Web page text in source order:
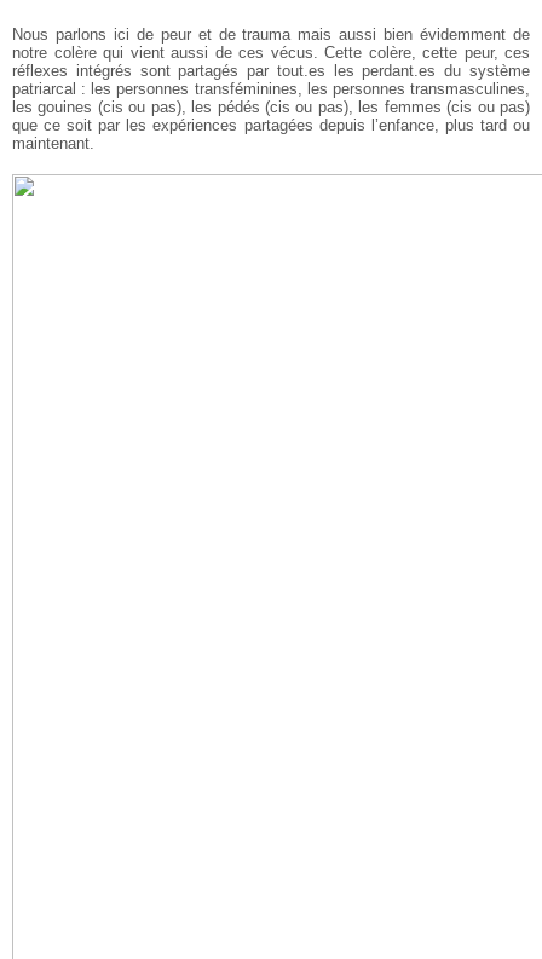
Nous parlons ici de peur et de trauma mais aussi bien évidemment de
notre colère qui vient aussi de ces vécus. Cette colère, cette peur, ces
réflexes intégrés sont partagés par tout.es les perdant.es du système
patriarcal : les personnes transféminines, les personnes transmasculines,
les gouines (cis ou pas), les pédés (cis ou pas), les femmes (cis ou pas)
que ce soit par les expériences partagées depuis l’enfance, plus tard ou
maintenant.